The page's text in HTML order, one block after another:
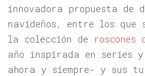
innovadora propuesta de
navideños, entre los que
la colección de
roscones
año inspirada en series
ahora y siempre- y sus